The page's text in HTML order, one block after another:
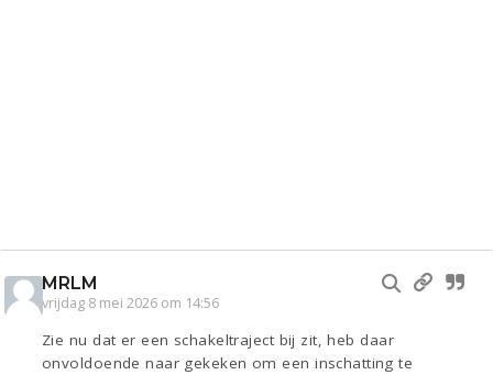
MRLM
vrijdag 8 mei 2026 om 14:56
Zie nu dat er een schakeltraject bij zit, heb daar
onvoldoende naar gekeken om een inschatting te